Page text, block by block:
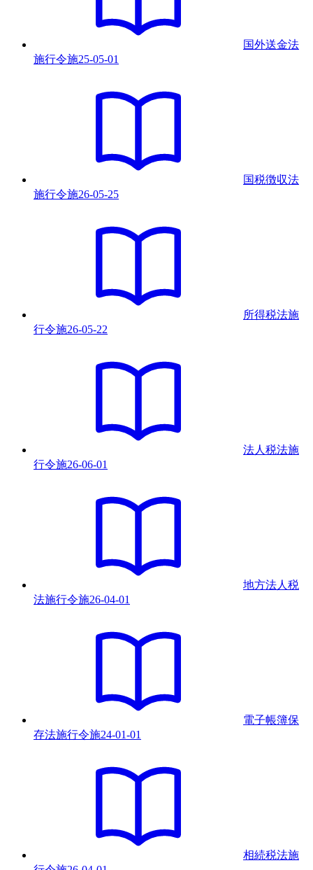
国外送金法
施行令施25-05-01
国税徴収法
施行令施26-05-25
所得税法施
行令施26-05-22
法人税法施
行令施26-06-01
地方法人税
法施行令施26-04-01
電子帳簿保
存法施行令施24-01-01
相続税法施